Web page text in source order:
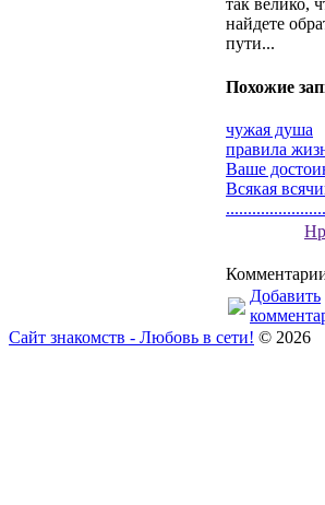
так велико,
найдете
пути...
Похожие
чужая душа
правила
Ваше
Всякая
.......................
Добавить
Сайт знакомств - Любовь в сети! © 2026